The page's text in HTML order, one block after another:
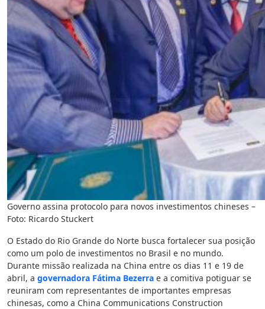
Governo assina protocolo para novos investimentos chineses –
Foto: Ricardo Stuckert
O Estado do Rio Grande do Norte busca fortalecer sua posição
como um polo de investimentos no Brasil e no mundo.
Durante missão realizada na China entre os dias 11 e 19 de
abril, a governadora Fátima Bezerra e a comitiva potiguar se
reuniram com representantes de importantes empresas
chinesas, como a China Communications Construction